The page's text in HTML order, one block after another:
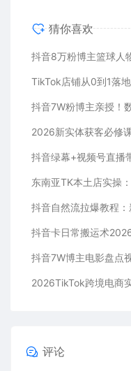
猜你喜欢
评论